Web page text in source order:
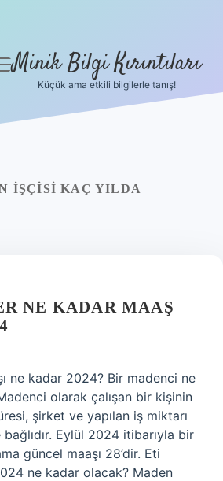
Minik Bilgi Kırıntıları
Küçük ama etkili bilgilerle tanış!
IŞÇISI KAÇ YILDA
NE KADAR MAAŞ
ne kadar 2024? Bir madenci ne
olarak çalışan bir kişinin
şirket ve yapılan iş miktarı
Eylül 2024 itibarıyla bir
güncel maaşı 28’dir. Eti
ne kadar olacak? Maden